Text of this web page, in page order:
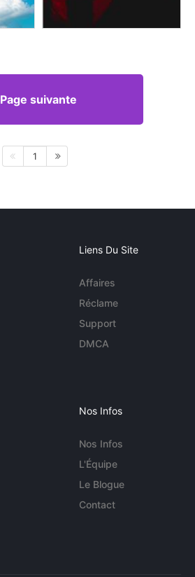
Page suivante
1
Liens Du Site
Affaires
Réclame
Support
DMCA
Nos Infos
Nos Infos
L'Équipe
Le Blogue
Contact